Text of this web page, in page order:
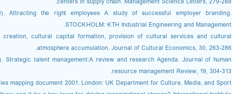
Attracting the right employees A study of successful employer branding.
STOCKHOLM: KTH Industrial Engineering and Management.
cultural capital formation, provision of cultural services and cultural
atmosphere accumulation. Journal of Cultural Economics, 30, 263-286.
talent management:A review and research Agenda. Journal of human
resource management Review, 19, 304-313.
mapping document 2001. London: UK Department for Culture, Media, and Sport.